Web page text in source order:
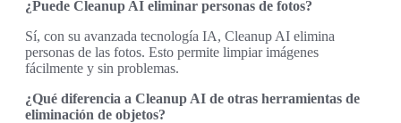
¿Puede Cleanup AI eliminar personas de fotos?
Sí, con su avanzada tecnología IA, Cleanup AI elimina
personas de las fotos. Esto permite limpiar imágenes
fácilmente y sin problemas.
¿Qué diferencia a Cleanup AI de otras herramientas de
eliminación de objetos?